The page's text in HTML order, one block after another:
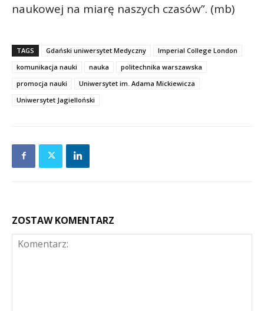
naukowej na miarę naszych czasów”. (mb)
TAGS Gdański uniwersytet Medyczny
Imperial College London
komunikacja nauki
nauka
politechnika warszawska
promocja nauki
Uniwersytet im. Adama Mickiewicza
Uniwersytet Jagielloński
ZOSTAW KOMENTARZ